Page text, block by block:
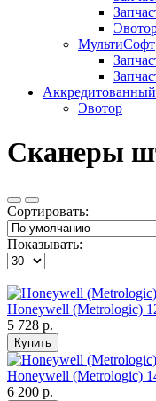
МультиСофт
Эвотор
Сканеры
Сортировать:
Показывать:
Honeywell (Metrologic)
5 728 р.
Купить
Honeywell (Metrologic)
6 200 р.